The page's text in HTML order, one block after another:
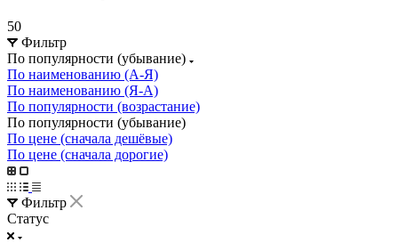
50
Фильтр
По популярности (убывание)
По наименованию (А-Я)
По наименованию (Я-А)
По популярности (возрастание)
По популярности (убывание)
По цене (сначала дешёвые)
По цене (сначала дорогие)
Фильтр
Статус